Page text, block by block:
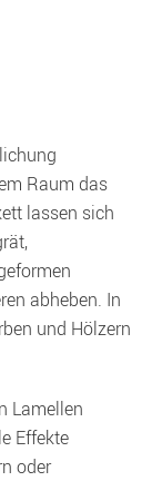
Raum das
lassen sich
abheben. In
und Hölzern
Lamellen
Effekte
oder